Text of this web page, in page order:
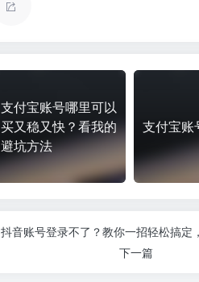
支付宝账号哪里可以
买又稳又快？看我的
避坑方法
支付宝账
下一篇